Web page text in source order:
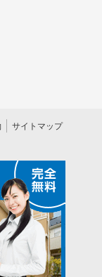
サイトマップ